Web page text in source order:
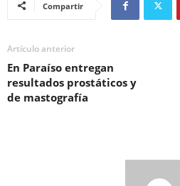
Compartir
Artículo anterior
En Paraíso entregan
resultados prostáticos y
de mastografía